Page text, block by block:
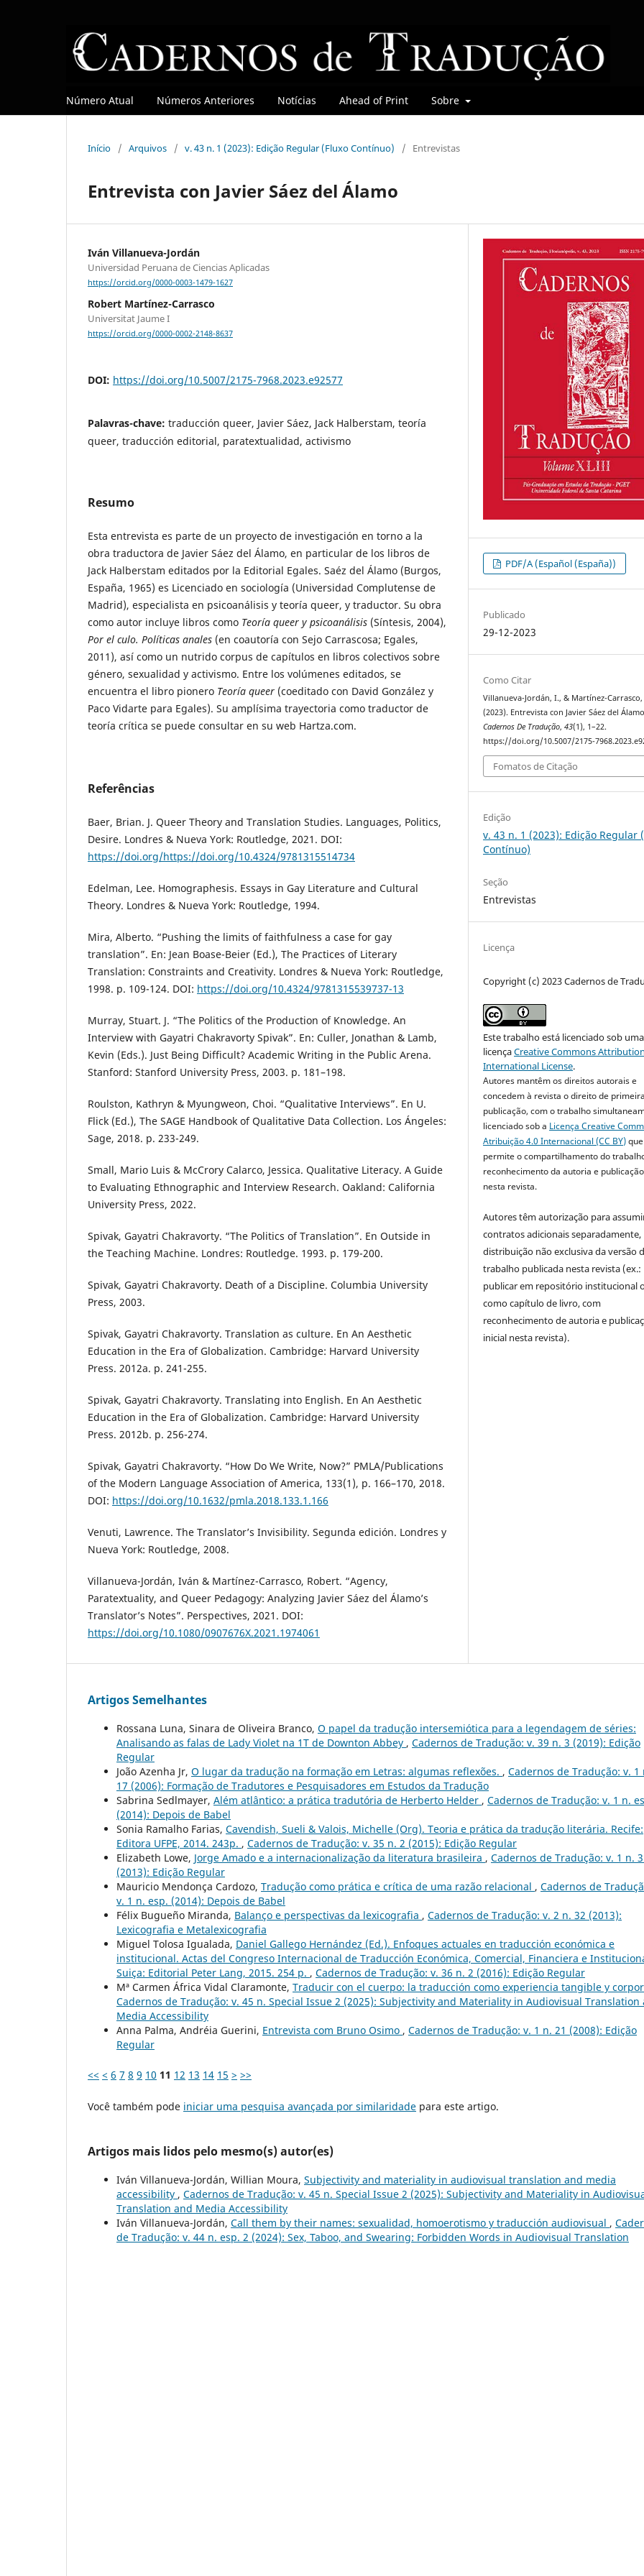
Número Atual Números Anteriores Notícias Ahead of Print Sobre
Início / Arquivos / v. 43 n. 1 (2023): Edição Regular (Fluxo Contínuo) / Entrevistas
Entrevista con Javier Sáez del Álamo
Iván Villanueva-Jordán
Universidad Peruana de Ciencias Aplicadas
https://orcid.org/0000-0003-1479-1627
Robert Martínez-Carrasco
Universitat Jaume I
https://orcid.org/0000-0002-2148-8637
DOI: https://doi.org/10.5007/2175-7968.2023.e92577
Palavras-chave: traducción queer, Javier Sáez, Jack Halberstam, teoría
queer, traducción editorial, paratextualidad, activismo
Resumo
Esta entrevista es parte de un proyecto de investigación en torno a la
obra traductora de Javier Sáez del Álamo, en particular de los libros de
Jack Halberstam editados por la Editorial Egales. Saéz del Álamo (Burgos,
España, 1965) es Licenciado en sociología (Universidad Complutense de
Madrid), especialista en psicoanálisis y teoría queer, y traductor. Su obra
como autor incluye libros como Teoría queer y psicoanálisis (Síntesis, 2004),
Por el culo. Políticas anales (en coautoría con Sejo Carrascosa; Egales,
2011), así como un nutrido corpus de capítulos en libros colectivos sobre
género, sexualidad y activismo. Entre los volúmenes editados, se
encuentra el libro pionero Teoría queer (coeditado con David González y
Paco Vidarte para Egales). Su amplísima trayectoria como traductor de
teoría crítica se puede consultar en su web Hartza.com.
Referências
Baer, Brian. J. Queer Theory and Translation Studies. Languages, Politics,
Desire. Londres & Nueva York: Routledge, 2021. DOI:
https://doi.org/https://doi.org/10.4324/9781315514734
Edelman, Lee. Homographesis. Essays in Gay Literature and Cultural
Theory. Londres & Nueva York: Routledge, 1994.
Mira, Alberto. “Pushing the limits of faithfulness a case for gay
translation”. En: Jean Boase-Beier (Ed.), The Practices of Literary
Translation: Constraints and Creativity. Londres & Nueva York: Routledge,
1998. p. 109-124. DOI: https://doi.org/10.4324/9781315539737-13
Murray, Stuart. J. “The Politics of the Production of Knowledge. An
Interview with Gayatri Chakravorty Spivak”. En: Culler, Jonathan & Lamb,
Kevin (Eds.). Just Being Difficult? Academic Writing in the Public Arena.
Stanford: Stanford University Press, 2003. p. 181–198.
Roulston, Kathryn & Myungweon, Choi. “Qualitative Interviews”. En U.
Flick (Ed.), The SAGE Handbook of Qualitative Data Collection. Los Ángeles:
Sage, 2018. p. 233-249.
Small, Mario Luis & McCrory Calarco, Jessica. Qualitative Literacy. A Guide
to Evaluating Ethnographic and Interview Research. Oakland: California
University Press, 2022.
Spivak, Gayatri Chakravorty. “The Politics of Translation”. En Outside in
the Teaching Machine. Londres: Routledge. 1993. p. 179-200.
Spivak, Gayatri Chakravorty. Death of a Discipline. Columbia University
Press, 2003.
Spivak, Gayatri Chakravorty. Translation as culture. En An Aesthetic
Education in the Era of Globalization. Cambridge: Harvard University
Press. 2012a. p. 241-255.
Spivak, Gayatri Chakravorty. Translating into English. En An Aesthetic
Education in the Era of Globalization. Cambridge: Harvard University
Press. 2012b. p. 256-274.
Spivak, Gayatri Chakravorty. “How Do We Write, Now?” PMLA/Publications
of the Modern Language Association of America, 133(1), p. 166–170, 2018.
DOI: https://doi.org/10.1632/pmla.2018.133.1.166
Venuti, Lawrence. The Translator’s Invisibility. Segunda edición. Londres y
Nueva York: Routledge, 2008.
Villanueva-Jordán, Iván & Martínez-Carrasco, Robert. “Agency,
Paratextuality, and Queer Pedagogy: Analyzing Javier Sáez del Álamo’s
Translator’s Notes”. Perspectives, 2021. DOI:
https://doi.org/10.1080/0907676X.2021.1974061
PDF/A (Español (España))
Publicado
29-12-2023
Como Citar
Villanueva-Jordán, I., & Martínez-Carrasco,
(2023). Entrevista con Javier Sáez del
Cadernos De Tradução,43(1), 1–22.
https://doi.org/10.5007/2175-
Fomatos de Citação
Edição
v. 43 n. 1 (2023): Edição Regular
Contínuo)
Seção
Entrevistas
Licença
Copyright (c) 2023 Cadernos de
Este trabalho está licenciado sob uma
licençaCreative Commons
International License.
Autores mantêm os direitos autorais e
concedem à revista o direito de
publicação, com o trabalho
licenciado sob a Licença Creative
Atribuição 4.0 Internacional (CC BY)que
permite o compartilhamento do
reconhecimento da autoria e
nesta revista.
Autores têm autorização para
contratos adicionais separadamente,
distribuição não exclusiva da versão
trabalho publicada nesta revista (ex.:
publicar em repositório institucional
como capítulo de livro, com
reconhecimento de autoria e
inicial nesta revista).
Artigos Semelhantes
Rossana Luna, Sinara de Oliveira Branco, O papel da tradução intersemiótica para a legendagem de séries:
Analisando as falas de Lady Violet na 1T de Downton Abbey , Cadernos de Tradução: v. 39 n. 3 (2019): Edição
Regular
João Azenha Jr, O lugar da tradução na formação em Letras: algumas reflexões. , Cadernos de Tradução: v. 1
17 (2006): Formação de Tradutores e Pesquisadores em Estudos da Tradução
Sabrina Sedlmayer, Além atlântico: a prática tradutória de Herberto Helder , Cadernos de Tradução: v. 1 n.
(2014): Depois de Babel
Sonia Ramalho Farias, Cavendish, Sueli & Valois, Michelle (Org). Teoria e prática da tradução literária. Recife:
Editora UFPE, 2014. 243p. , Cadernos de Tradução: v. 35 n. 2 (2015): Edição Regular
Elizabeth Lowe, Jorge Amado e a internacionalização da literatura brasileira , Cadernos de Tradução: v. 1 n.
(2013): Edição Regular
Mauricio Mendonça Cardozo, Tradução como prática e crítica de uma razão relacional , Cadernos de
v. 1 n. esp. (2014): Depois de Babel
Félix Bugueño Miranda, Balanço e perspectivas da lexicografia , Cadernos de Tradução: v. 2 n. 32 (2013):
Lexicografia e Metalexicografia
Miguel Tolosa Igualada, Daniel Gallego Hernández (Ed.). Enfoques actuales en traducción económica e
institucional. Actas del Congreso Internacional de Traducción Económica, Comercial, Financiera e
Suiça: Editorial Peter Lang, 2015. 254 p. , Cadernos de Tradução: v. 36 n. 2 (2016): Edição Regular
Mª Carmen África Vidal Claramonte, Traducir con el cuerpo: la traducción como experiencia tangible y
Cadernos de Tradução: v. 45 n. Special Issue 2 (2025): Subjectivity and Materiality in Audiovisual Translation
Media Accessibility
Anna Palma, Andréia Guerini, Entrevista com Bruno Osimo , Cadernos de Tradução: v. 1 n. 21 (2008): Edição
Regular
<< < 6 7 8 9 10 11 12 13 14 15 > >>
Você também pode iniciar uma pesquisa avançada por similaridade para este artigo.
Artigos mais lidos pelo mesmo(s) autor(es)
Iván Villanueva-Jordán, Willian Moura, Subjectivity and materiality in audiovisual translation and media
accessibility , Cadernos de Tradução: v. 45 n. Special Issue 2 (2025): Subjectivity and Materiality in
Translation and Media Accessibility
Iván Villanueva-Jordán, Call them by their names: sexualidad, homoerotismo y traducción audiovisual ,
de Tradução: v. 44 n. esp. 2 (2024): Sex, Taboo, and Swearing: Forbidden Words in Audiovisual Translation